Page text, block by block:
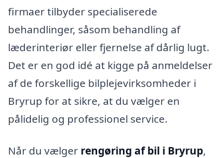
firmaer tilbyder specialiserede
behandlinger, såsom behandling af
læderinteriør eller fjernelse af dårlig lugt.
Det er en god idé at kigge på anmeldelser
af de forskellige bilplejevirksomheder i
Bryrup for at sikre, at du vælger en
pålidelig og professionel service.
Når du vælger rengøring af bil i Bryrup,